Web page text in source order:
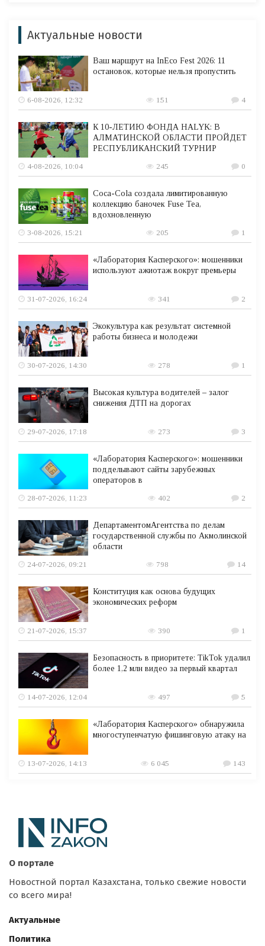
Актуальные новости
Ваш маршрут на InEco Fest 2026: 11
остановок, которые нельзя пропустить
6-08-2026, 12:32 151 4
К 10-ЛЕТИЮ ФОНДА HALYK: В
АЛМАТИНСКОЙ ОБЛАСТИ ПРОЙДЕТ
РЕСПУБЛИКАНСКИЙ ТУРНИР
4-08-2026, 10:04
245 0
Coca-Cola создала лимитированную
коллекцию баночек Fuse Tea,
вдохновленную
3-08-2026, 15:21
205 1
«Лаборатория Касперского»: мошенники
используют ажиотаж вокруг премьеры
31-07-2026, 16:24 341 2
Экокультура как результат системной
работы бизнеса и молодежи
30-07-2026, 14:30 278 1
Высокая культура водителей – залог
снижения ДТП на дорогах
29-07-2026, 17:18 273 3
«Лаборатория Касперского»: мошенники
подделывают сайты зарубежных
операторов в
28-07-2026, 11:23
402 2
ДепартаментомАгентства по делам
государственной службы по Акмолинской
области
24-07-2026, 09:21
798 14
Конституция как основа будущих
экономических реформ
21-07-2026, 15:37 390 1
Безопасность в приоритете: TikTok удалил
более 1,2 млн видео за первый квартал
14-07-2026, 12:04 497 5
«Лаборатория Касперского» обнаружила
многоступенчатую фишинговую атаку на
13-07-2026, 14:13 6 045 143
О портале
Новостной портал Казахстана, только свежие новости
со всего мира!
Актуальные
Политика